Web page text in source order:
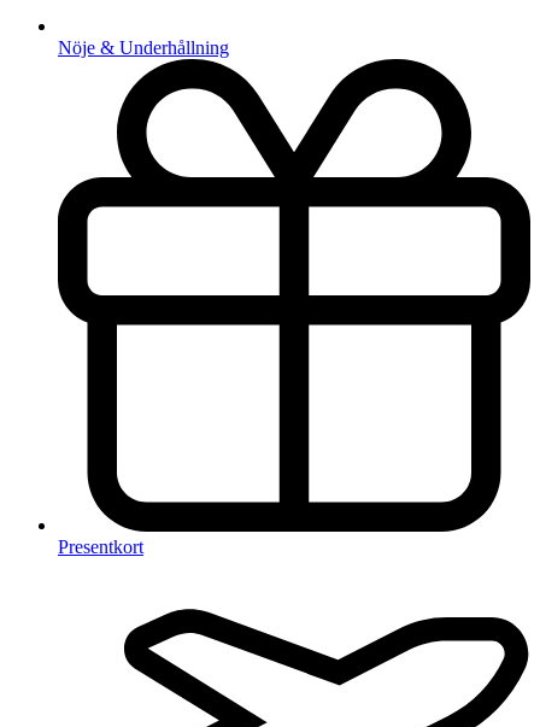
Nöje & Underhållning
Presentkort